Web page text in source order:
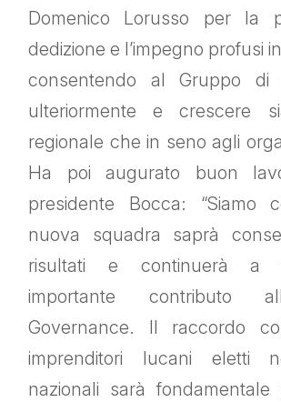
Domenico Lorusso per la
dedizione e l’impegno profusi
consentendo al Gruppo di
ulteriormente e crescere
regionale che in seno agli
Ha poi augurato buon
presidente Bocca: “Siamo
nuova squadra saprà
risultati e continuerà a
importante contributo
Governance. Il raccordo
imprenditori lucani eletti
nazionali sarà fondamentale